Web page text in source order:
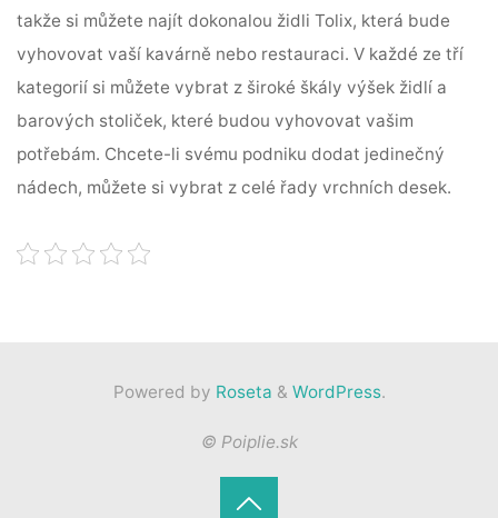
takže si můžete najít dokonalou židli Tolix, která bude
vyhovovat vaší kavárně nebo restauraci. V každé ze tří
kategorií si můžete vybrat z široké škály výšek židlí a
barových stoliček, které budou vyhovovat vašim
potřebám. Chcete-li svému podniku dodat jedinečný
nádech, můžete si vybrat z celé řady vrchních desek.
Powered by Roseta & WordPress.
© Poiplie.sk